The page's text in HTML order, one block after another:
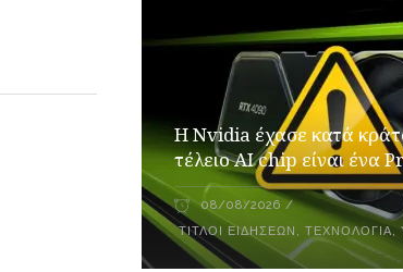
Η Nvidia έχασε κατά
τέλειο AI chip είναι ένα
08/08/2026
ΤΊΤΛΟΙ ΕΙΔΉΣΕΩΝ ,ΤΕΧΝΟΛΟΓΊΑ,